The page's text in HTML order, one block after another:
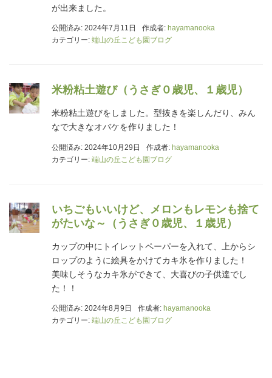
が出来ました。
公開済み: 2024年7月11日 作成者: hayamanooka
カテゴリー: 端山の丘こども園ブログ
米粉粘土遊び（うさぎ０歳児、１歳児）
米粉粘土遊びをしました。型抜きを楽しんだり、みん
なで大きなオバケを作りました！
公開済み: 2024年10月29日 作成者: hayamanooka
カテゴリー: 端山の丘こども園ブログ
いちごもいいけど、メロンもレモンも捨て
がたいな～（うさぎ０歳児、１歳児）
カップの中にトイレットペーパーを入れて、上からシ
ロップのように絵具をかけてカキ氷を作りました！
美味しそうなカキ氷ができて、大喜びの子供達でし
た！！
公開済み: 2024年8月9日 作成者: hayamanooka
カテゴリー: 端山の丘こども園ブログ